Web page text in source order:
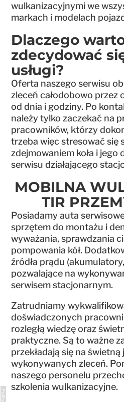
wulkanizacyjnymi we
markach i modelach
Dlaczego
zdecydować
usługi?
Oferta naszego serwisu
zleceń całodobowo przez
od dnia i godziny. Po
należy tylko zaczekać na
pracowników, którzy
trzeba więc stresować się
zdejmowaniem koła i jego
serwisu działającego
MOBILNA
TIR
Posiadamy auta
sprzętem do montażu i
wyważania, sprawdzania
pompowania kół.
źródła prądu
pozwalające na
serwisem stacjonarnym.
Zatrudniamy
doświadczonych
rozległą wiedzę oraz
praktyczne. Są to ważne
przekładają się na świetną
wykonywanych zleceń.
naszego personelu
szkolenia wulkanizacyjne.